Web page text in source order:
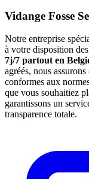
Vidange Fosse
Notre entreprise
à votre disposition
7j/7 partout en
agréés, nous
conformes aux
que vous souhaitiez
garantissons un
transparence totale.